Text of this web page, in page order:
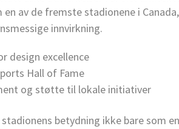
av de fremste stadionene i
innvirkning.
design excellence
Hall of Fame
og støtte til lokale initiativer
betydning ikke bare som